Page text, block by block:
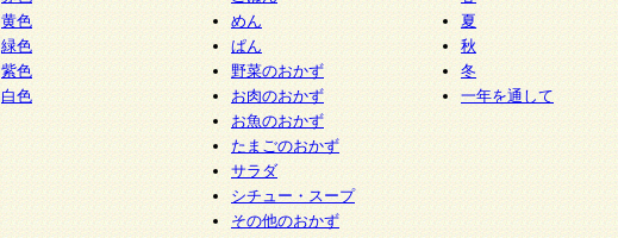
黄色
緑色
紫色
白色
めん
ぱん
野菜のおかず
お肉のおかず
お魚のおかず
たまごのおかず
サラダ
シチュー・スープ
その他のおかず
夏
秋
冬
一年を通して